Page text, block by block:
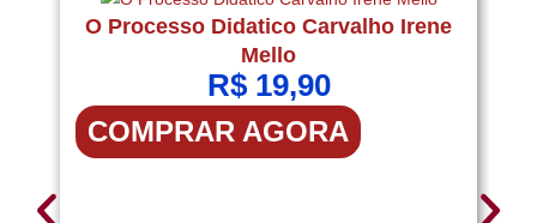
O Processo Didatico Carvalho Irene
Mello
R$19,90
COMPRAR AGORA